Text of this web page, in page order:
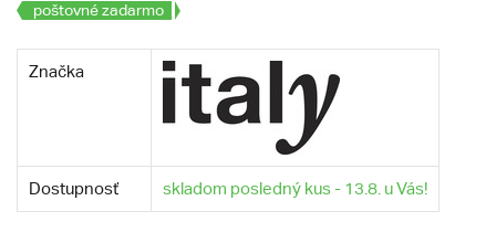
poštovné zadarmo
Značka
Dostupnosť skladom posledný kus - 13.8. u Vás!